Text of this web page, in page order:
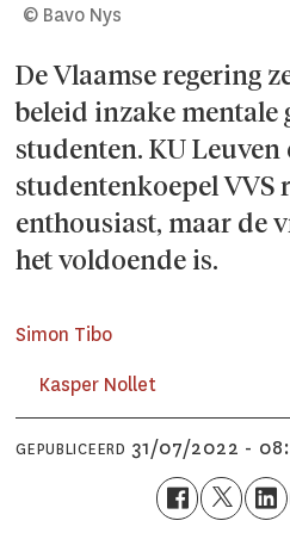
© Bavo Nys
De Vlaamse regering
beleid inzake mentale
studenten. KU Leuven
studentenkoepel VVS
enthousiast, maar de
het voldoende is.
Simon Tibo
Kasper Nollet
GEPUBLICEERD 31/07/2022 -